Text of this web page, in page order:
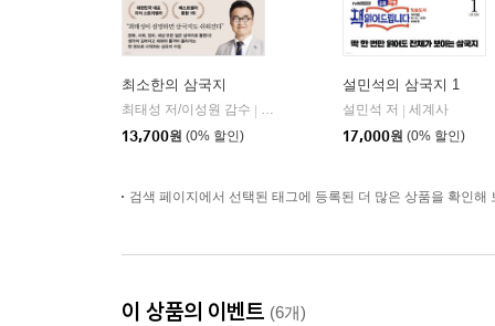
최소한의 삼국지
최태성 저/이성원 감수 |
13,700원 (0% 할인)
설민석의 삼국지 1
설민석 저 | 세계사
17,000원 (0% 할인)
검색 페이지에서 선택된 태그에 등록된 더 많은 상품을 확인해
이 상품의 이벤트 (6개)